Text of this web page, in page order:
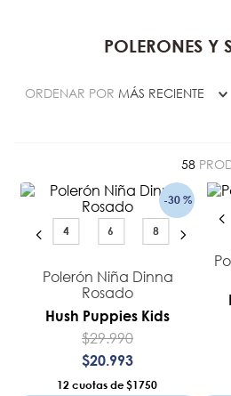
POLERONES Y
ORDENAR POR MÁS RECIENTE
58
-30 %
4 6 8
Polerón Niña Dinna
Rosado
Hush Puppies Kids
$29.990
$20.993
12 $1750